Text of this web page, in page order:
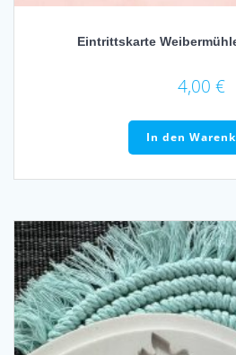
Eintrittskarte
4,00 €
In den